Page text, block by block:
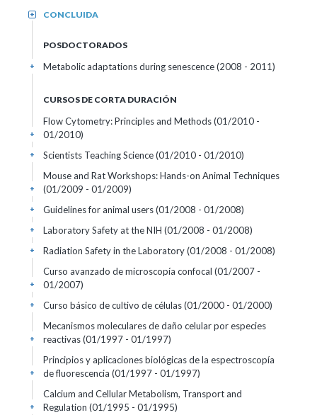
CONCLUIDA
+
POSDOCTORADOS
Metabolic adaptations during senescence (2008 - 2011)
+
CURSOS DE CORTA DURACIÓN
Flow Cytometry: Principles and Methods(01/2010 -
01/2010)
+
Scientists Teaching Science(01/2010 - 01/2010)
+
Mouse and Rat Workshops: Hands-on Animal Techniques
(01/2009 - 01/2009)
+
Guidelines for animal users(01/2008 - 01/2008)
+
Laboratory Safety at the NIH (01/2008 - 01/2008)
+
Radiation Safety in the Laboratory(01/2008 - 01/2008)
+
Curso avanzado de microscopía confocal (01/2007 -
01/2007)
+
Curso básico de cultivo de células(01/2000 - 01/2000)
+
Mecanismos moleculares de daño celular por especies
reactivas(01/1997 - 01/1997)
+
Principios y aplicaciones biológicas de la espectroscopía
de fluorescencia (01/1997 - 01/1997)
+
Calcium and Cellular Metabolism, Transport and
Regulation (01/1995 - 01/1995)
+